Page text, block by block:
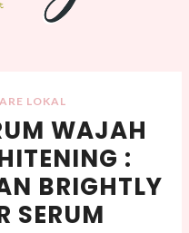
LOKAL
WAJAH
:
BRIGHTLY
SERUM